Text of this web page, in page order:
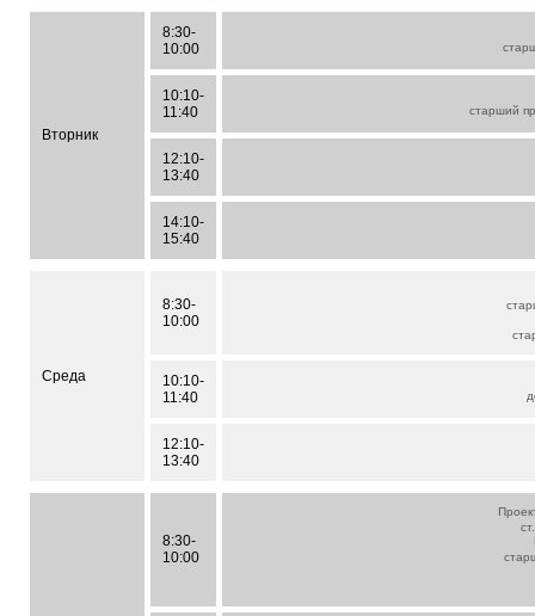
Вторник
8:30-
10:00
10:10-
11:40
старший
12:10-
13:40
14:10-
15:40
Среда
8:30-
10:00
10:10-
11:40
12:10-
13:40
8:30-
10:00